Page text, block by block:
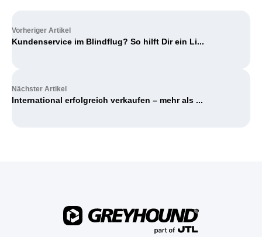
Vorheriger Artikel
Kundenservice im Blindflug? So hilft Dir ein Li...
Nächster Artikel
International erfolgreich verkaufen – mehr als ...